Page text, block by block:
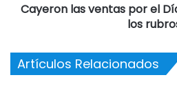
Cayeron las ventas por el
los
Artículos Relacionados